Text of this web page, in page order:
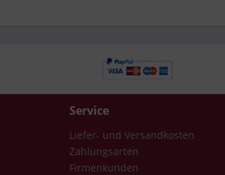
Service
Liefer- und Versandkosten
Zahlungsarten
Firmenkunden